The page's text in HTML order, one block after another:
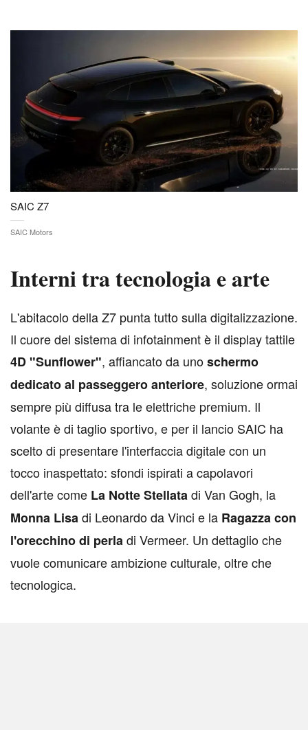
SAIC Z7
SAIC Motors
Interni tra tecnologia e arte
L'abitacolo della Z7 punta tutto sulla digitalizzazione.
Il cuore del sistema di infotainment è il display tattile
4D "Sunflower", affiancato da unoschermo
dedicato al passeggero anteriore, soluzione ormai
sempre più diffusa tra le elettriche premium. Il
volante è di taglio sportivo, e per il lancio SAIC ha
scelto di presentare l'interfaccia digitale con un
tocco inaspettato: sfondi ispirati a capolavori
dell'arte come La Notte Stellatadi Van Gogh, la
Monna Lisadi Leonardo da Vinci e la Ragazza con
l'orecchino di perladi Vermeer. Un dettaglio che
vuole comunicare ambizione culturale, oltre che
tecnologica.